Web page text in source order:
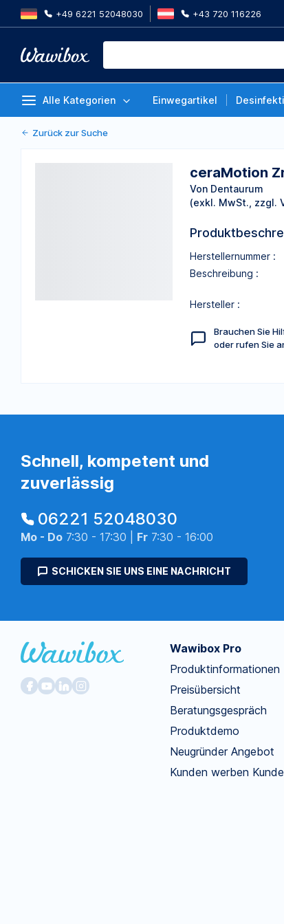
+49 6221 52048030 +43 720 116226
Alle Kategorien Einwegartikel
Von Dentaurum
Zurück zur Suche
ceraMotion
Von Dentaurum
(exkl. MwSt., zzgl.
Herstellernummer :
Beschreibung :
Hersteller :
Brauchen Sie
oder rufen Sie
Schnell, kompetent und
zuverlässig
06221 52048030
Mo - Do 7:30 - 17:30 | Fr 7:30 - 16:00
SCHICKEN SIE UNS EINE NACHRICHT
Wawibox Pro
Produktinformationen
Preisübersicht
Beratungsgespräch
Produktdemo
Neugründer Angebot
Kunden werben